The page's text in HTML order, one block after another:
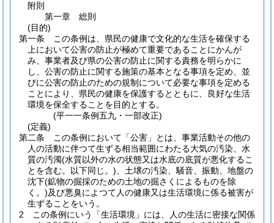
附則
第一章
総則
(目的)
第一条
この条例は、県民の健康で文化的な生活を確保する
上において公害の防止が極めて重要であることにかんが
み、事業者及び県の公害の防止に関する責務を明らかに
し、公害の防止に関する施策の基本となる事項を定め、並
びに公害の防止のための規制について必要な事項を定める
ことにより、県民の健康を保護するとともに、良好な生活
環境を保全することを目的とする。
(平一一条例五九・一部改正)
(定義)
第二条
この条例において「公害」とは、事業活動その他の
人の活動に伴つて生ずる相当範囲にわたる大気の汚染、水
質の汚濁(水質以外の水の状態又は水底の底質が悪化するこ
とを含む。以下同じ。) 、土壌の汚染、騒音、振動、地盤の
沈下(鉱物の掘採のための土地の掘さくによるものを除
く。)及び悪臭によつて人の健康又は生活環境に係る被害が
生ずることをいう。
2
この条例にいう「生活環境」には、人の生活に密接な関係